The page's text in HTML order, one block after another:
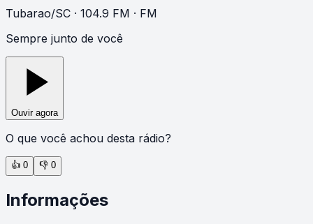
Tubarao/SC · 104.9 FM · FM
Sempre junto de você
Ouvir agora
O que você achou desta rádio?
👍 0 👎 0
Informações